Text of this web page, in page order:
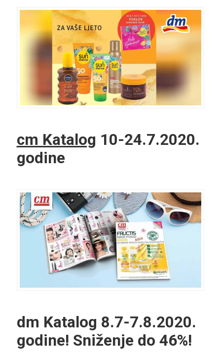
cm Katalog 10-24.7.2020.
godine
dm Katalog 8.7-7.8.2020.
godine! Sniženje do 46%!